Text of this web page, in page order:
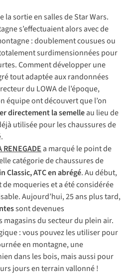
la sortie en salles deStar Wars.
s’effectuaient alors avec de
: doublement cousues ou
surdimensionnées pour
Comment développer une
tout adaptée aux randonnées
du LOWA de l’époque,
équipe ont découvert que l’on
directement la semelleau lieu de
utilisée pour les chaussures de
RENEGADE a marqué le point de
catégorie de chaussures de
Classic, ATC en abrégé. Au début,
de moqueries et a été considérée
Aujourd’hui, 25 ans plus tard,
sont devenues
du secteur du plein air.
: vous pouvez les utiliser pour
en montagne, une
dans les bois, mais aussi pour
jours en terrain vallonné !